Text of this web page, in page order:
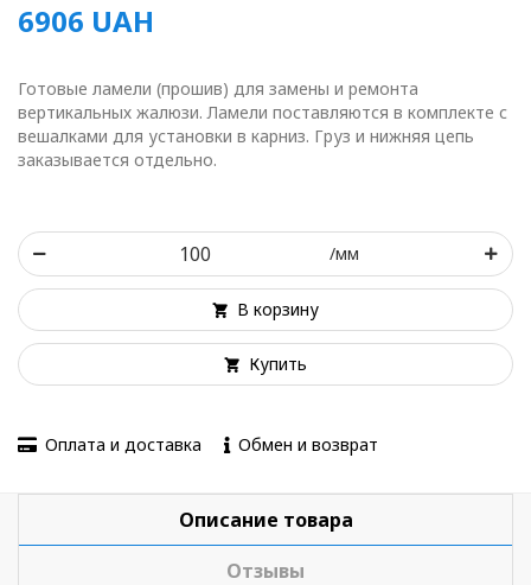
6906 UAH
Готовые ламели (прошив) для замены и ремонта
вертикальных жалюзи. Ламели поставляются в комплекте с
вешалками для установки в карниз. Груз и нижняя цепь
заказывается отдельно.
/мм
В корзину
Купить
Оплата и доставка Обмен и возврат
Описание товара
Отзывы